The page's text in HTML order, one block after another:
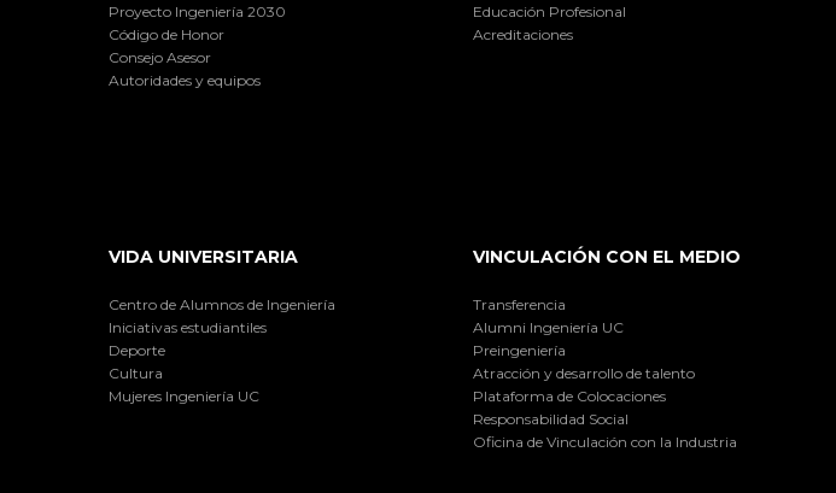
Proyecto Ingeniería 2030
Código de Honor
Consejo Asesor
Autoridades y equipos
Educación Profesional
Acreditaciones
VIDA UNIVERSITARIA
Centro de Alumnos de Ingeniería
Iniciativas estudiantiles
Deporte
Cultura
Mujeres Ingeniería UC
VINCULACIÓN CON EL MEDIO
Transferencia
Alumni Ingeniería UC
Preingeniería
Atracción y desarrollo de talento
Plataforma de Colocaciones
Responsabilidad Social
Oficina de Vinculación con la Industria